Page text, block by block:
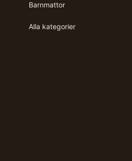
Barnmattor
Alla kategorier